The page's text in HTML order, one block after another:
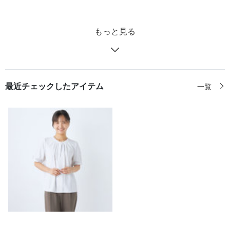
もっと見る
最近チェックしたアイテム 一覧